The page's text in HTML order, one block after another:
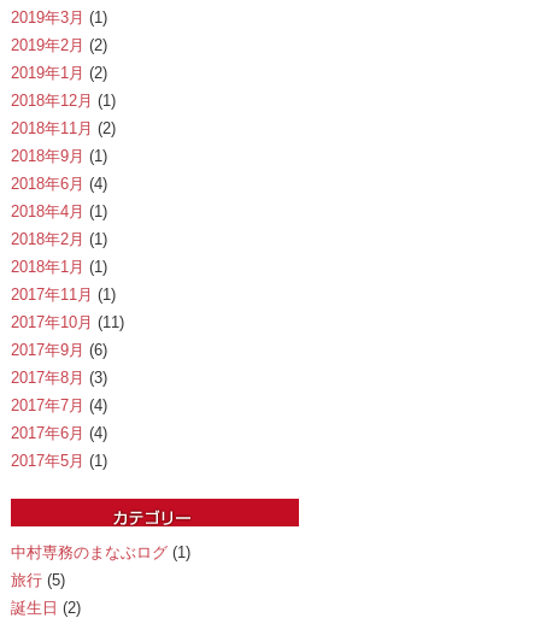
2019年3月 (1)
2019年2月 (2)
2019年1月 (2)
2018年12月 (1)
2018年11月 (2)
2018年9月 (1)
2018年6月 (4)
2018年4月 (1)
2018年2月 (1)
2018年1月 (1)
2017年11月 (1)
2017年10月 (11)
2017年9月 (6)
2017年8月 (3)
2017年7月 (4)
2017年6月 (4)
2017年5月 (1)
中村専務のまなぶログ(1)
旅行(5)
誕生日 (2)